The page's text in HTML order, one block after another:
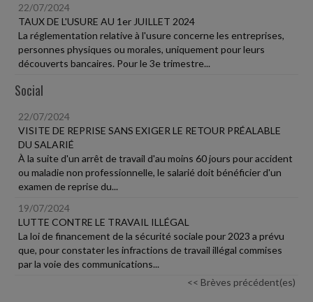
22/07/2024
TAUX DE L'USURE AU 1er JUILLET 2024
La réglementation relative à l'usure concerne les entreprises,
personnes physiques ou morales, uniquement pour leurs
découverts bancaires. Pour le 3e trimestre...
Social
22/07/2024
VISITE DE REPRISE SANS EXIGER LE RETOUR PRÉALABLE
DU SALARIÉ
À la suite d'un arrêt de travail d'au moins 60 jours pour accident
ou maladie non professionnelle, le salarié doit bénéficier d'un
examen de reprise du...
19/07/2024
LUTTE CONTRE LE TRAVAIL ILLÉGAL
La loi de financement de la sécurité sociale pour 2023 a prévu
que, pour constater les infractions de travail illégal commises
par la voie des communications...
<< Brèves précédent(es)